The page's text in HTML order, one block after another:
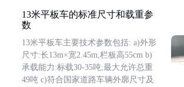
13米平板车的标准尺寸和载重参
数
13米平板车主要技术参数包括: a)外形
尺寸:长13m×宽2.45m,栏板高55cm b)
承载能力:标载30-35吨,最大允许总重
49吨 c)符合国家道路车辆外廓尺寸及